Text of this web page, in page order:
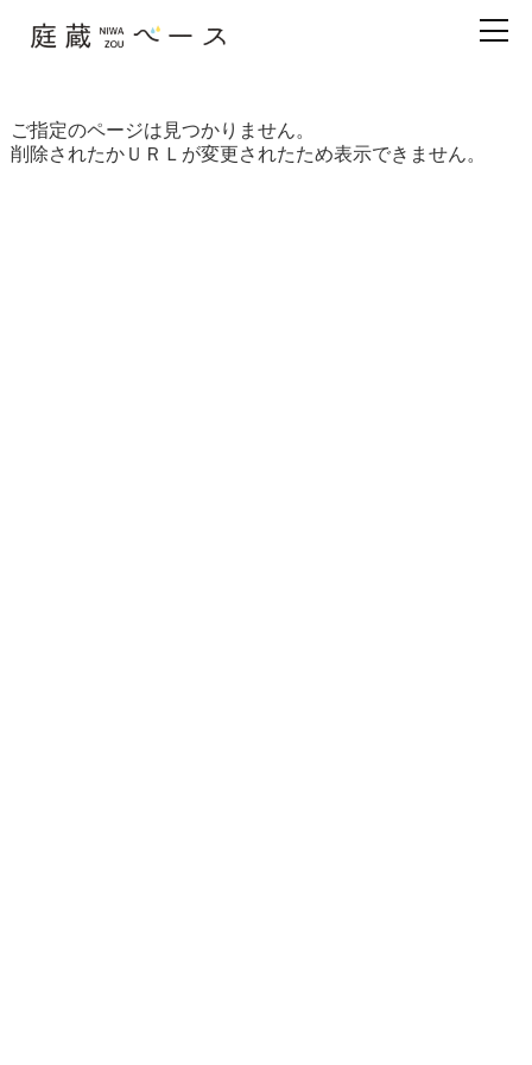
ご指定のページは見つかりません。
削除されたかＵＲＬが変更されたため表示できません。